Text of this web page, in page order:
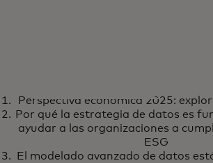
Perspectiva económica
explorando el cambio
Más informaciónse abre en
Perspectiva económica 2025:
Por qué la estrategia de datos es
ayudar a las organizaciones a
ESG
El modelado avanzado de datos